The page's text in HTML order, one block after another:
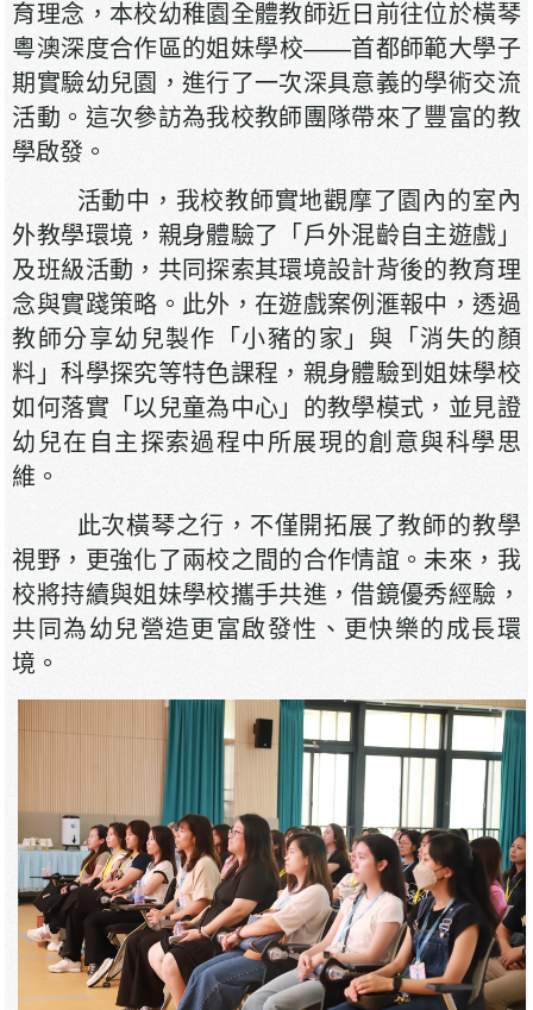
育理念，本校幼稚園全體教師近日前往位於橫琴
粵澳深度合作區的姐妹學校——首都師範大學子
期實驗幼兒園，進行了一次深具意義的學術交流
活動。這次參訪為我校教師團隊帶來了豐富的教
學啟發。
活動中，我校教師實地觀摩了園內的室內
外教學環境，親身體驗了「戶外混齡自主遊戲」
及班級活動，共同探索其環境設計背後的教育理
念與實踐策略。此外，在遊戲案例滙報中，透過
教師分享幼兒製作「小豬的家」與「消失的顏
料」科學探究等特色課程，親身體驗到姐妹學校
如何落實「以兒童為中心」的教學模式，並見證
幼兒在自主探索過程中所展現的創意與科學思
維。
此次橫琴之行，不僅開拓展了教師的教學
視野，更強化了兩校之間的合作情誼。未來，我
校將持續與姐妹學校攜手共進，借鏡優秀經驗，
共同為幼兒營造更富啟發性、更快樂的成長環
境。